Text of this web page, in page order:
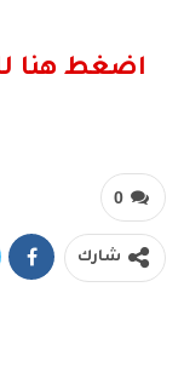
اضغط هنا
0
شارك